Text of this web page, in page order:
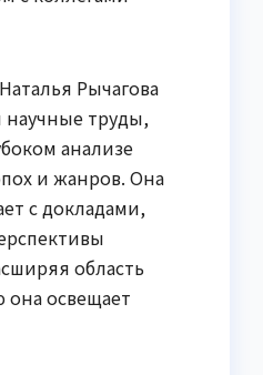
Рычагова
научные труды,
анализе
и жанров. Она
с докладами,
область
она освещает